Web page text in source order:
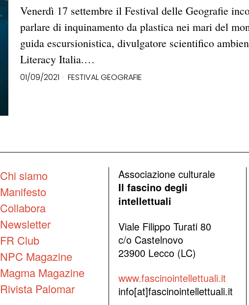
Venerdì 17 settembre il Festival delle Geografie
parlare di inquinamento da plastica nei mari del
guida escursionistica, divulgatore scientifico
Literacy Italia.…
01/09/2021 FESTIVAL GEOGRAFIE
Chi siamo
Manifesto
Collabora
Newsletter
FR Club
NPC Magazine
Magma Magazine
Rivista Palomar
Associazione culturale
Il fascino degli
intellettuali
Viale Filippo Turati 80
c/o Castelnovo
23900 Lecco (LC)
www.fascinointellettuali.it
info[at]fascinointellettuali.it